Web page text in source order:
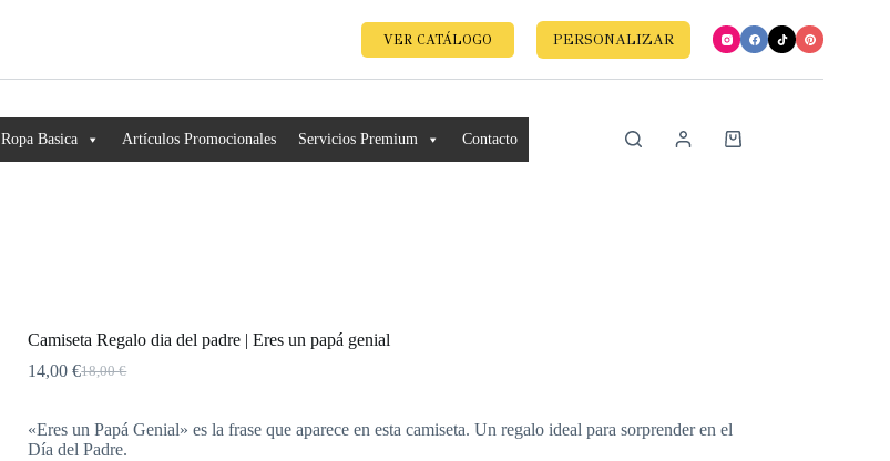
VER CATÁLOGO PERSONALIZAR
Ropa Basica Artículos Promocionales Servicios Premium Contacto
Camiseta Regalo dia del padre | Eres un papá genial
18,00€
14,00€
«Eres un Papá Genial» es la frase que aparece en esta camiseta. Un regalo ideal para sorprender en el
Día del Padre.